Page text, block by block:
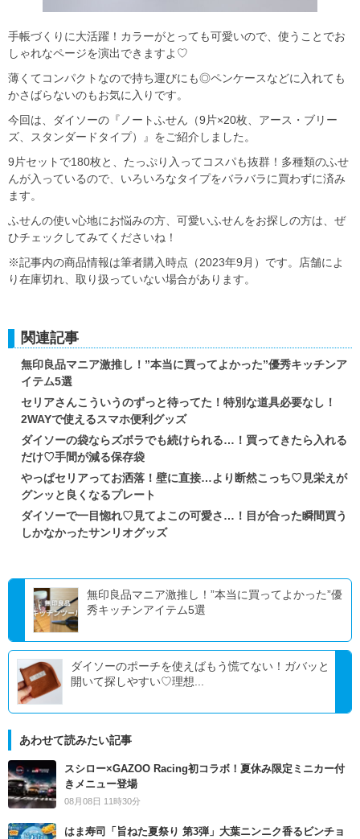
手帳づくりに大活躍！カラーがとっても可愛いので、使うことでお
しゃれなページを演出できますよ♡
薄くてコンパクトなので持ち運びにも◎ペンケースなどに入れても
かさばらないのもお気に入りです。
今回は、ダイソーの『ノートふせん（9片×20枚、アース・ブリー
ズ、スタンダードタイプ）』をご紹介しました。
9片セットで180枚と、たっぷり入ってコスパも抜群！多種類のふせ
んが入っているので、いろいろなタイプをバラバラに買わずに済み
ます。
ふせんの使い心地にお悩みの方、可愛いふせんをお探しの方は、ぜ
ひチェックしてみてくださいね！
※記事内の商品情報は筆者購入時点（2023年9月）です。店舗によ
り在庫切れ、取り扱っていない場合があります。
関連記事
無印良品マニア激推し！”本当に買ってよかった”優秀キッチンア
イテム5選
セリアさんこういうのずっと待ってた！特別な道具必要なし！
2WAYで使えるスマホ便利グッズ
ダイソーの袋ならズボラでも続けられる…！買ってきたら入れる
だけ♡手間が減る保存袋
やっぱセリアってお洒落！壁に直接…より断然こっち♡見栄えが
グンッと良くなるプレート
ダイソーで一目惚れ♡見てよこの可愛さ…！目が合った瞬間買う
しかなかったサンリオグッズ
無印良品マニア激推し！”本当に買ってよかった”優
秀キッチンアイテム5選
ダイソーのポーチを使えばもう慌てない！ガバッと
開いて探しやすい♡理想...
あわせて読みたい記事
スシロー×GAZOO Racing初コラボ！夏休み限定ミニカー付
きメニュー登場
08月08日 11時30分
はま寿司「旨ねた夏祭り 第3弾」大葉ニンニク香るビンチョ